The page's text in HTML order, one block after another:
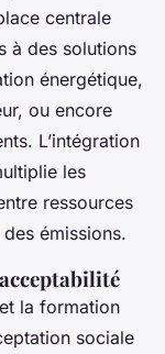
centrale
à des solutions
énergétique,
ou encore
L’intégration
les
ressources
émissions.
la formation
sociale